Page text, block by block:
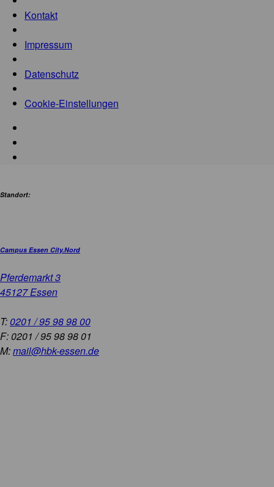
Kontakt
Impressum
Datenschutz
Cookie-Einstellungen
Standort:
Campus Essen City.Nord
Pferdemarkt 3
45127 Essen
T: 0201 / 95 98 98 00
F: 0201 / 95 98 98 01
M:mail@hbk-essen.de